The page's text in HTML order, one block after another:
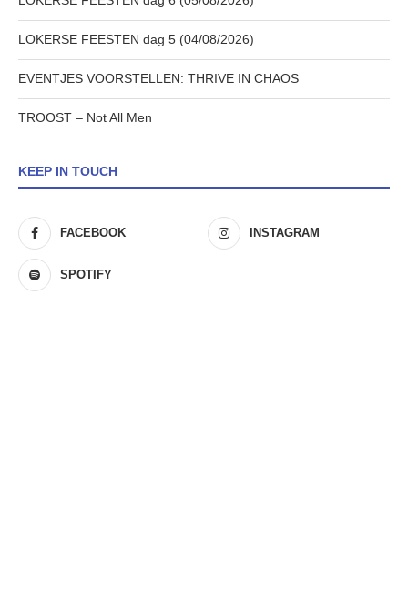
LOKERSE FEESTEN dag 5 (04/08/2026)
EVENTJES VOORSTELLEN: THRIVE IN CHAOS
TROOST – Not All Men
KEEP IN TOUCH
FACEBOOK INSTAGRAM
SPOTIFY